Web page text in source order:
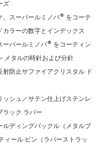
ズ
。スーパールミノバ® をコーテ
カラーの数字とインデックス
ーパールミノバ® をコーティン
メタルの時針および分針
射防止サファイアクリスタル ド
ッシュ／サテン仕上げステンレ
ラック ラバー
ルディングバックル（メタルブ
ィール ピン（ラバーストラッ